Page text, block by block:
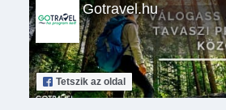
Gotravel.hu
Tetszik az oldal